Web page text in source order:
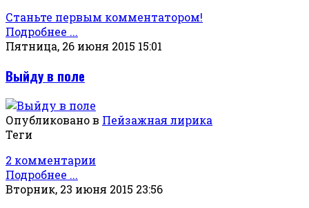
Станьте первым комментатором!
Подробнее ...
Пятница, 26 июня 2015 15:01
Выйду в поле
Опубликовано в Пейзажная лирика
Теги
2 комментарии
Подробнее ...
Вторник, 23 июня 2015 23:56